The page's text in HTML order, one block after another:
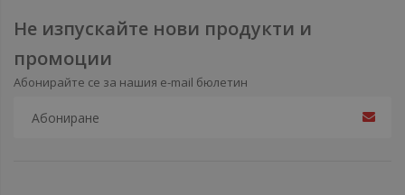
Не изпускайте нови продукти и
промоции
Абонирайте се за нашия e-mail бюлетин